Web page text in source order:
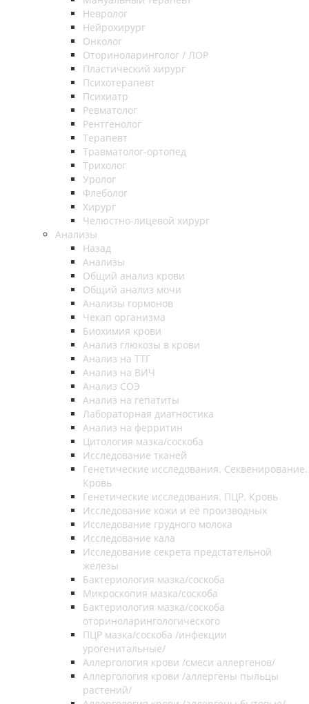
Невролог
Нейрохирург
Онколог
Оториноларинголог / ЛОР
Пластический хирург
Психотерапевт
Психиатр
Ревматолог
Рентгенолог
Терапевт
Травматолог-ортопед
Трихолог
Уролог
Флеболог
Хирург
Челюстно-лицевой хирург
Анализы
Назад
Анализы
Общий анализ крови
Общий анализ мочи
Анализы гормонов
Чекап организма
Биохимия крови
Анализ глюкозы в крови
Анализ на ТТГ
Анализ на ВИЧ
Анализ СОЭ
Анализ на гепатиты
Лабораторная диагностика
Анализ на ферритин
Цитология мазка/соскоба
Исследование тканей
Генетические исследования. Секвенирование.
Кровь
Генетические исследования. ПЦР. Кровь
Исследование кожи и её производных
Исследование грудного молока
Исследование кала
Исследование секрета предстательной
железы
Бактериология мазка/соскоба
Микроскопия мазка/соскоба
Бактериология мазка/соскоба
оториноларингологического
ПЦР мазка/соскоба /инфекции
урогенитальные/
Аллергология крови /смеси аллергенов/
Аллергология крови /аллергены пыльцы
растений/